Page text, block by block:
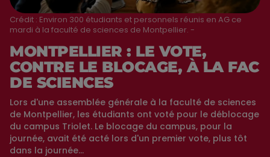
Crédit : Environ 300 étudiants et personnels réunis en AG ce
mardi à la faculté de sciences de Montpellier. -
MONTPELLIER : LE VOTE,
CONTRE LE BLOCAGE, À LA FAC
DE SCIENCES
Lors d'une assemblée générale à la faculté de sciences
de Montpellier, les étudiants ont voté pour le déblocage
du campus Triolet. Le blocage du campus, pour la
journée, avait été acté lors d'un premier vote, plus tôt
dans la journée...